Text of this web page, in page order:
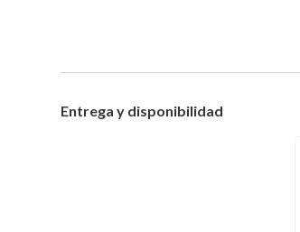
Entrega y disponibilidad